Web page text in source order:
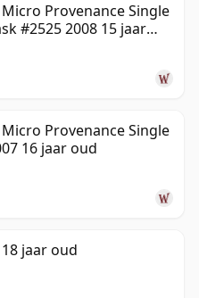
Provenance Single
#2525 2008 15 jaar
Provenance Single
16 jaar oud
jaar oud